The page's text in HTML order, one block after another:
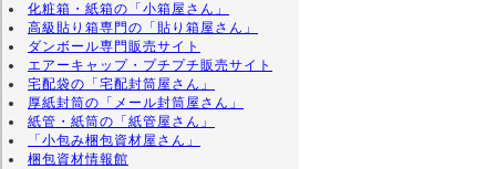
化粧箱・紙箱の「小箱屋さん」
高級貼り箱専門の「貼り箱屋さん」
ダンボール専門販売サイト
エアーキャップ・プチプチ販売サイト
宅配袋の「宅配封筒屋さん」
厚紙封筒の「メール封筒屋さん」
紙管・紙筒の「紙管屋さん」
「小包み梱包資材屋さん」
梱包資材情報館